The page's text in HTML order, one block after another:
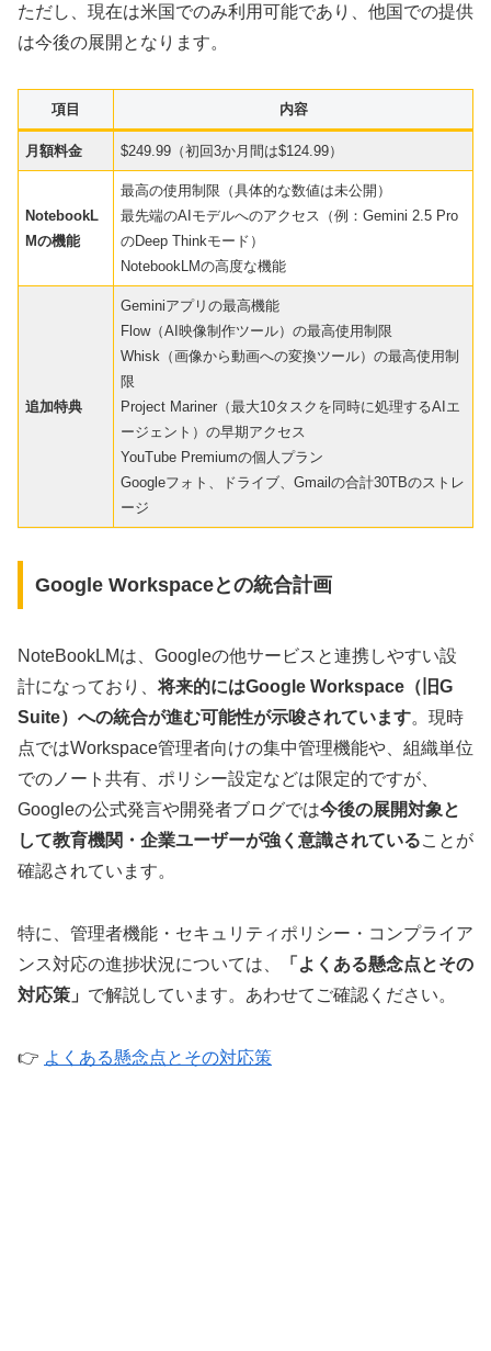
ただし、現在は米国でのみ利用可能であり、他国での提供
は今後の展開となります。
項目 内容
月額料金 $249.99（初回3か月間は$124.99）
NotebookL
Mの機能
最高の使用制限（具体的な数値は未公開）
最先端のAIモデルへのアクセス（例：Gemini 2.5 Pro
のDeep Thinkモード）
NotebookLMの高度な機能
追加特典
Geminiアプリの最高機能
Flow（AI映像制作ツール）の最高使用制限
Whisk（画像から動画への変換ツール）の最高使用制
限
Project Mariner（最大10タスクを同時に処理するAIエ
ージェント）の早期アクセス
YouTube Premiumの個人プラン
Googleフォト、ドライブ、Gmailの合計30TBのストレ
ージ
Google Workspaceとの統合計画
NoteBookLMは、Googleの他サービスと連携しやすい設
計になっており、将来的にはGoogle Workspace（旧G
Suite）への統合が進む可能性が示唆されています。現時
点ではWorkspace管理者向けの集中管理機能や、組織単位
でのノート共有、ポリシー設定などは限定的ですが、
Googleの公式発言や開発者ブログでは今後の展開対象と
して教育機関・企業ユーザーが強く意識されていることが
確認されています。
特に、管理者機能・セキュリティポリシー・コンプライア
ンス対応の進捗状況については、
「よくある懸念点とその
対応策」 で解説しています。あわせてご確認ください。
👉 よくある懸念点とその対応策